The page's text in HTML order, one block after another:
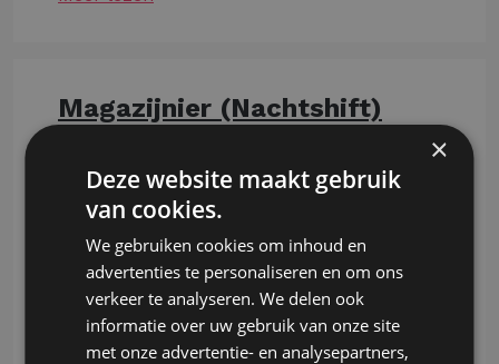
Magazijnier (Nachtshift)
- Je verzamelt en controleert bestellingen
van groenten, fruit en voedingsproducten.
- Je zet goederen klaar voor transport en
zorgt voor een correcte verpakking.
- Je ontvangt leveringen en stockeert
producten volgens de geldende kwaliteits-
en hygiënenormen.
×
Deze website maakt gebruik
van cookies.
We gebruiken cookies om inhoud en
advertenties te personaliseren en om ons
verkeer te analyseren. We delen ook
informatie over uw gebruik van onze site
met onze advertentie- en analysepartners,